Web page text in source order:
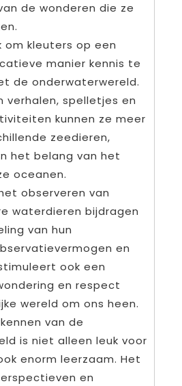
de wonderen die ze
om kleuters op een
manier kennis te
de onderwaterwereld.
verhalen, spelletjes en
kunnen ze meer
zeedieren,
het belang van het
oceanen.
observeren van
waterdieren bijdragen
van hun
en
ook een
en respect
wereld om ons heen.
van de
is niet alleen leuk voor
enorm leerzaam. Het
en